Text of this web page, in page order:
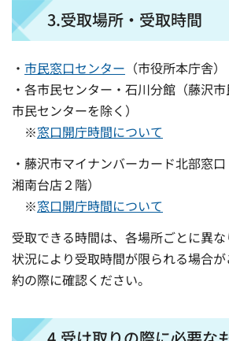
3.受取場所・受取時間
・ 市民窓口センター （市役所本庁舎）
・各市民センター・石川分館（藤沢
市民センターを除く）
※窓口開庁時間について
・藤沢市マイナンバーカード北部窓
湘南台店２階）
※窓口開庁時間について
受取できる時間は、各場所ごとに異
状況により受取時間が限られる場合
約の際に確認ください。